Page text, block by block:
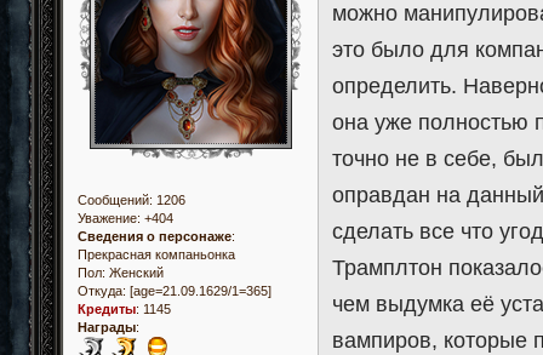
Сообщений: 1206
Уважение: +404
Сведения о персонаже:
Прекрасная компаньонка
Пол: Женский
Откуда: [age=21.09.1629/1=365]
Кредиты: 1145
Награды:
можно
это было для
определить.
она уже полностью
точно не в себе,
оправдан на
сделать все что
Трамплтон
чем выдумка её
вампиров, которые